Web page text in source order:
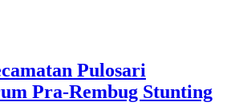
Pulosari
Pra-Rembug Stunting